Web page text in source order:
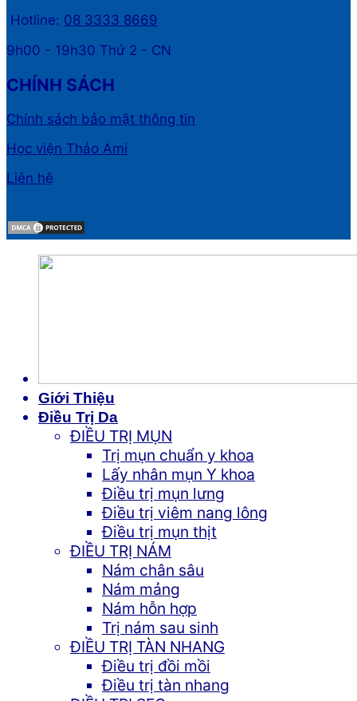
Hotline: 08 3333 8669
9h00 - 19h30 Thứ 2 - CN
CHÍNH SÁCH
Chính sách bảo mật thông tin
Học viện Thảo Ami
Liên hệ
Giới Thiệu
Điều Trị Da
ĐIỀU TRỊ MỤN
Trị mụn chuẩn y khoa
Lấy nhân mụn Y khoa
Điều trị mụn lưng
Điều trị viêm nang lông
Điều trị mụn thịt
ĐIỀU TRỊ NÁM
Nám chân sâu
Nám mảng
Nám hỗn hợp
Trị nám sau sinh
ĐIỀU TRỊ TÀN NHANG
Điều trị đồi mồi
Điều trị tàn nhang